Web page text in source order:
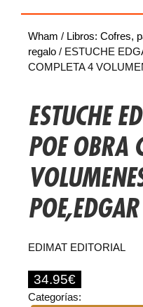
Wham / Libros: Cofres,
regalo / ESTUCHE
COMPLETA 4
ESTUCHE
POE OBRA
POE,EDGAR
EDIMAT EDITORIAL
34.95€
Categorías: